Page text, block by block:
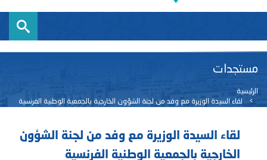
مستجدات
الرئيسية
لقاء السيدة الوزيرة مع وفد من لجنة الشؤون الخارجية بالجمعية الوطنية الفرنسية
لقاء السيدة الوزيرة مع وفد من لجنة الشؤون
الخارجية بالجمعية الوطنية الفرنسية